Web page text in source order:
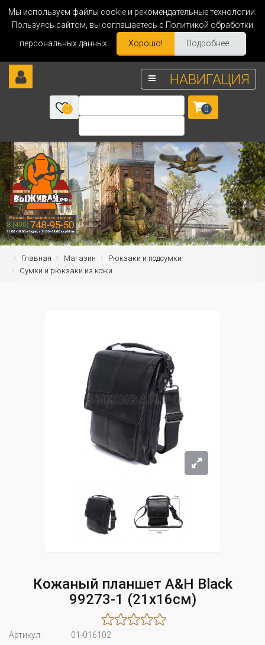
Мы используем файлы cookie и рекомендательные технологии.
Пользуясь сайтом, вы соглашаетесь с Политикой обработки
персональных данных.
Хорошо! Подробнее...
НАВИГАЦИЯ
0 0
Главная Магазин
Рюкзаки и подсумки
Сумки и рюкзаки из кожи
Кожаный планшет A&H Black
99273-1 (21x16см)
Артикул:
01-016102